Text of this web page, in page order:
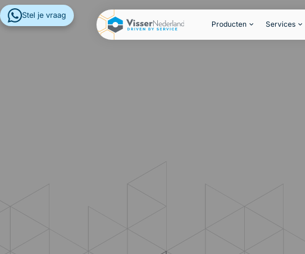
Producten Services
Stel je vraag